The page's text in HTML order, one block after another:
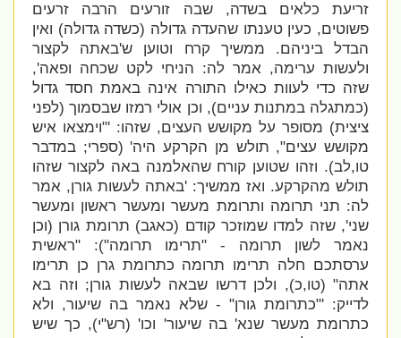
זריעת כלאים בשדה, שבה זורעים הרבה זרעים
פשוטים, כעין טענתו שהעדה גדולה (כשדה גדולה) ואין
הבדל ביניהם. ממשיך קרח וטוען ש' באתה לקצור
ולעשות ערימה, אמר לה: הניחי לקט שכחה ופאה',
שזה כדי לעוות כאילו התורה אינה באמת חסד גדול
(כמתגלה במתנות עניים), וכן אולי רמזו שבסמוך (לפני
ציצית) מסופר על מקושש העצים, שזהו: '" וימצאו איש
מקושש עצים", תולש מן הקרקע היה' (ספרי; במדבר
טו,לב). וזהו שטוען קורח שהאלמנה באה לקצור שזהו
תולש מהקרקע. ואז ממשיך: 'באתה לעשות גורן, אמר
לה: תני תרומה ותרומת מעשר ומעשר ראשון ומעשר
שני', שזה למדו שמוזכר קודם (כאגב) תרומת גורן (וכן
נאמר לשון תרומה - "תרימו תרומה"): "
ראשית
ערסתכם חלה תרימו תרומה כתרומת גרן כן תרימו
אתה" (טו,כ), ולכן דרשו שבאה לעשות גורן; וזה בא
לדייק: '"כתרומת גורן" - שלא נאמר בה שיעור, ולא
כתרומת מעשר שנא' בה שיעור' וכו' (רש"י), כך שיש